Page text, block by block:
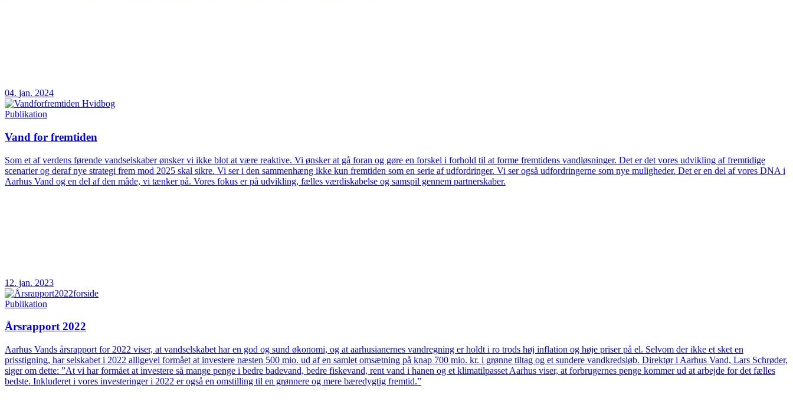
04. jan. 2024
Publikation
Vand for fremtiden
Som et af verdens førende vandselskaber ønsker vi ikke blot at være reaktive. Vi ønsker at gå foran og gøre en forskel i forhold til at forme fremtidens vandløsninger. Det er det vores udvikling af fremtidige
scenarier og deraf nye strategi frem mod 2025 skal sikre. Vi ser i den sammenhæng ikke kun fremtiden som en serie af udfordringer. Vi ser også udfordringerne som nye muligheder. Det er en del af vores DNA i
Aarhus Vand og en del af den måde, vi tænker på. Vores fokus er på udvikling, fælles værdiskabelse og samspil gennem partnerskaber.
12. jan. 2023
Publikation
Årsrapport 2022
Aarhus Vands årsrapport for 2022 viser, at vandselskabet har en god og sund økonomi, og at aarhusianernes vandregning er holdt i ro trods høj inflation og høje priser på el. Selvom der ikke et sket en
prisstigning, har selskabet i 2022 alligevel formået at investere næsten 500 mio. ud af en samlet omsætning på knap 700 mio. kr. i grønne tiltag og et sundere vandkredsløb. Direktør i Aarhus Vand, Lars Schrøder,
siger om dette: ”At vi har formået at investere så mange penge i bedre badevand, bedre fiskevand, rent vand i hanen og et klimatilpasset Aarhus viser, at forbrugernes penge kommer ud at arbejde for det fælles
bedste. Inkluderet i vores investeringer i 2022 er også en omstilling til en grønnere og mere bæredygtig fremtid.”